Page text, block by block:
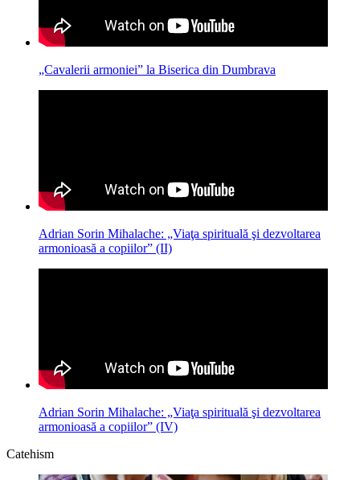
„Cavalerii armoniei” la Biserica din Dumbrava
Adrian Sorin Mihalache: „Viaţa spirituală şi dezvoltarea
armonioasă a copiilor” (II)
Adrian Sorin Mihalache: „Viaţa spirituală şi dezvoltarea
armonioasă a copiilor” (IV)
Catehism